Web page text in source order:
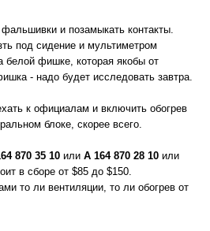
и позамыкать контакты.
под сидение и мультиметром
белой фишке, которая якобы от
- надо будет исследовать завтра.
к официалам и включить обогрев
блоке, скорее всего.
870 35 10 или A 164 870 28 10 или
в сборе от $85 до $150.
то ли вентиляции, то ли обогрев от